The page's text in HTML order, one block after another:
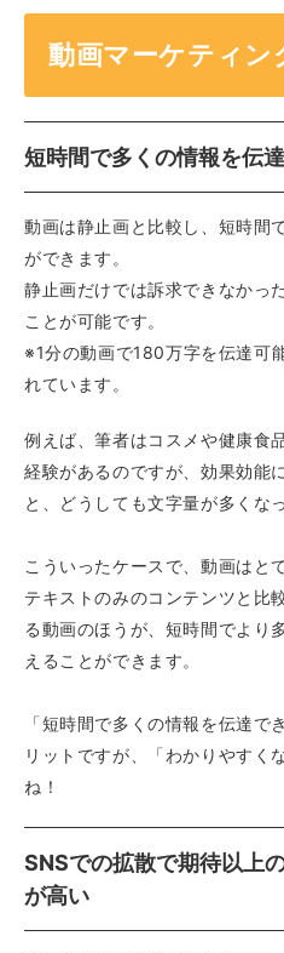
動画マーケティン
短時間で多くの情報を伝
動画は静止画と比較し、短時間
ができます。
静止画だけでは訴求できなかっ
ことが可能です。
※1分の動画で180万字を伝達可
れています。
例えば、筆者はコスメや健康食
経験があるのですが、効果効能
と、どうしても文字量が多くな
こういったケースで、動画はと
テキストのみのコンテンツと比
る動画のほうが、短時間でより
えることができます。
「短時間で多くの情報を伝達で
リットですが、「わかりやすく
ね！
SNSでの拡散で期待以上
が高い